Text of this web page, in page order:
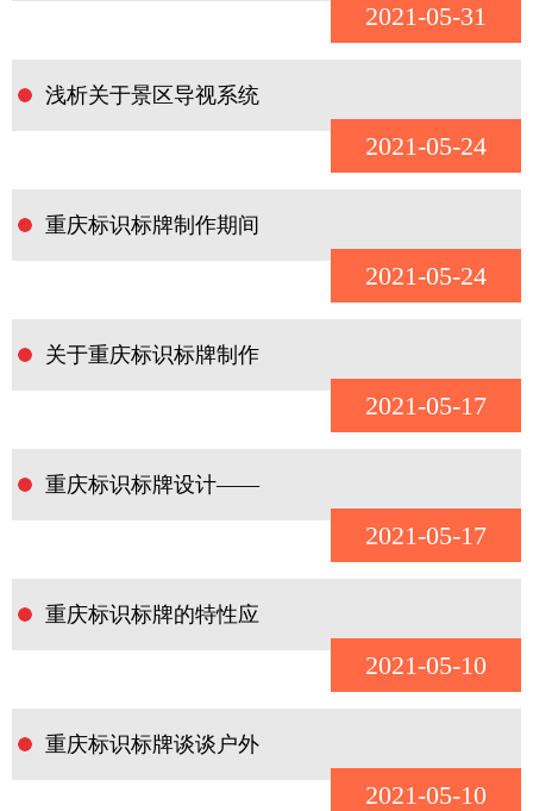
2021-05-31
浅析关于景区导视系统
2021-05-24
重庆标识标牌制作期间
2021-05-24
关于重庆标识标牌制作
2021-05-17
重庆标识标牌设计——
2021-05-17
重庆标识标牌的特性应
2021-05-10
重庆标识标牌谈谈户外
2021-05-10